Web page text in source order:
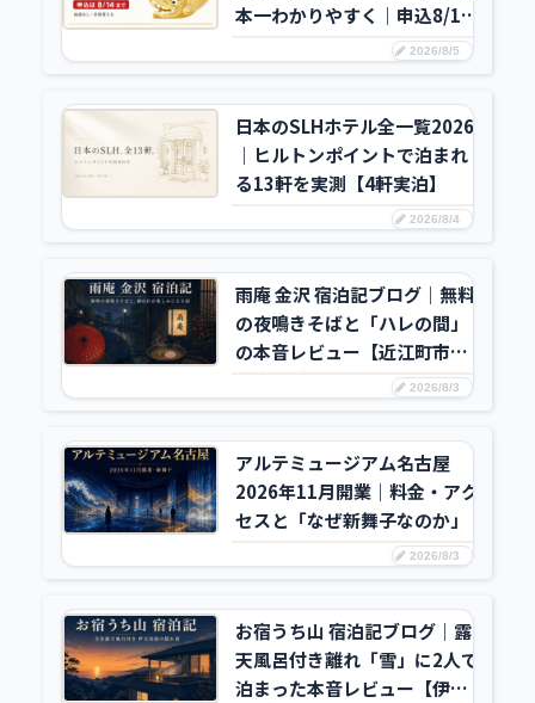
本一わかりやすく｜申込8/14
まで・30%お得・使える店の
2026/8/5
日本のSLHホテル全一覧2026
｜ヒルトンポイントで泊まれ
る13軒を実測【4軒実泊】
2026/8/4
雨庵 金沢 宿泊記ブログ｜無料
の夜鳴きそばと「ハレの間」
の本音レビュー【近江町市場
徒歩5分】
2026/8/3
アルテミュージアム名古屋
2026年11月開業｜料金・アク
セスと「なぜ新舞子なのか」
2026/8/3
お宿うち山 宿泊記ブログ｜露
天風呂付き離れ「雪」に2人で
泊まった本音レビュー【伊豆